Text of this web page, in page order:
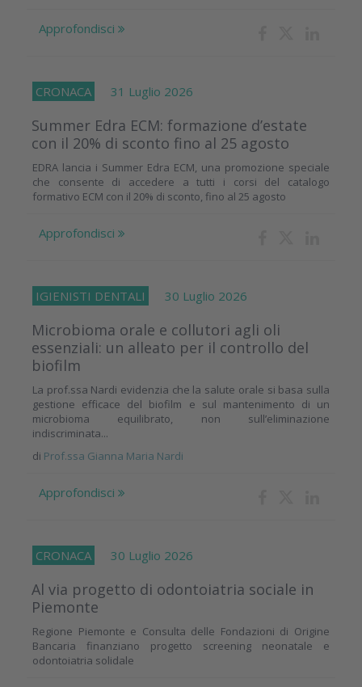
Approfondisci
CRONACA 31 Luglio 2026
Summer Edra ECM: formazione d’estate
con il 20% di sconto fino al 25 agosto
EDRA lancia i Summer Edra ECM, una promozione speciale
che consente di accedere a tutti i corsi del catalogo
formativo ECM con il 20% di sconto, fino al 25 agosto
Approfondisci
IGIENISTI DENTALI 30 Luglio 2026
Microbioma orale e collutori agli oli
essenziali: un alleato per il controllo del
biofilm
La prof.ssa Nardi evidenzia che la salute orale si basa sulla
gestione efficace del biofilm e sul mantenimento di un
microbioma equilibrato, non sull’eliminazione
indiscriminata...
di Prof.ssa Gianna Maria Nardi
Approfondisci
CRONACA 30 Luglio 2026
Al via progetto di odontoiatria sociale in
Piemonte
Regione Piemonte e Consulta delle Fondazioni di Origine
Bancaria finanziano progetto screening neonatale e
odontoiatria solidale